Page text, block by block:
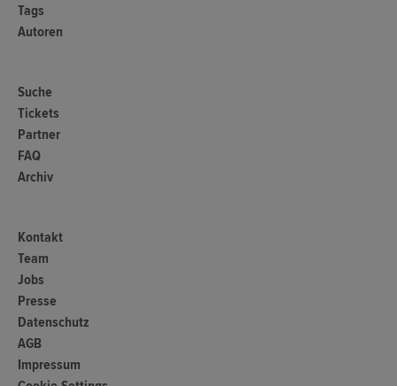
Tags
Autoren
Suche
Tickets
Partner
FAQ
Archiv
Kontakt
Team
Jobs
Presse
Datenschutz
AGB
Impressum